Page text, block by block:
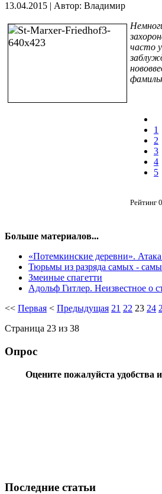
13.04.2015 | Автор: Владимир
часто
1
2
3
4
5
Рейтинг
Больше материалов...
«Потемкинские деревни».
Тюрьмы из разряда самых -
Змеиные спагетти
Адольф Гитлер. Неизвестное о
<< Первая < Предыдущая 21 22 23 24
Страница 23 из 38
Опрос
Оцените пожалуйста удобства
Последние статьи